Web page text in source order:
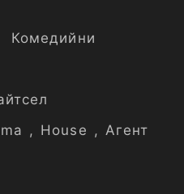
Комедийни
, House , Агент